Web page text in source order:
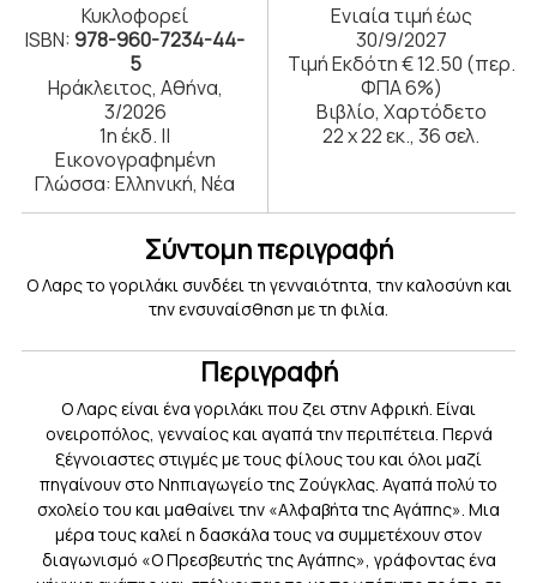
Κυκλοφορεί
ISBN:978-960-7234-44-
5
Ηράκλειτος, Αθήνα,
3/2026
1η έκδ. ||
Εικονογραφημένη
Γλώσσα: Ελληνική, Νέα
Ενιαία τιμή έως
30/9/2027
Τιμή Εκδότη € 12.50 (περ.
ΦΠΑ 6%)
Βιβλίο, Χαρτόδετο
22 x 22 εκ., 36 σελ.
Σύντομη περιγραφή
O Λαρς το γοριλάκι συνδέει τη γενναιότητα, την καλοσύνη και
την ενσυναίσθηση με τη φιλία.
Περιγραφή
Ο Λαρς είναι ένα γοριλάκι που ζει στην Αφρική. Είναι
ονειροπόλος, γενναίος και αγαπά την περιπέτεια. Περνά
ξέγνοιαστες στιγμές με τους φίλους του και όλοι μαζί
πηγαίνουν στο Νηπιαγωγείο της Ζούγκλας. Αγαπά πολύ τo
σχολείο του και μαθαίνει την «Αλφαβήτα της Αγάπης». Μια
μέρα τους καλεί η δασκάλα τους να συμμετέχουν στον
διαγωνισμό «Ο Πρεσβευτής της Αγάπης», γράφοντας ένα